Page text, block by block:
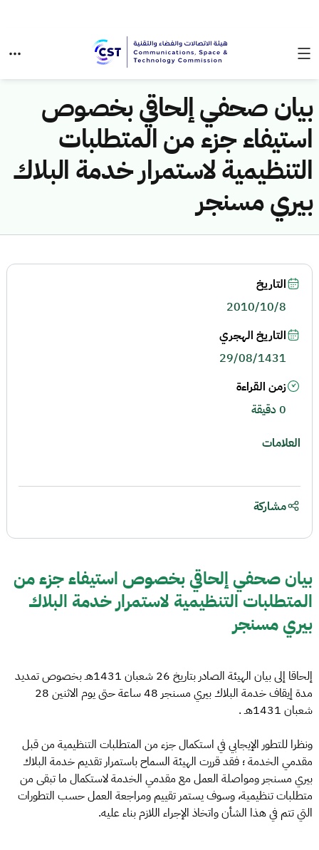
بيان صحفي إلحاقي بخصوص
استيفاء جزء من المتطلبات
التنظيمية لاستمرار خدمة البلاك
بيري مسنجر
بيان صحفي إلحاقي بخصوص استيفاء جزء من
المتطلبات التنظيمية لاستمرار خدمة البلاك
بيري مسنجر
إلحاقا إلى بيان الهيئة الصادر بتاريخ 26 شعبان 1431هـ بخصوص تمديد
مدة إيقاف خدمة البلاك بيري مسنجر 48 ساعة حتى يوم الاثنين 28
شعبان 1431هـ .
ونظرا للتطور الإيجابي في استكمال جزء من المتطلبات التنظيمية من قبل
مقدمي الخدمة ؛ فقد قررت الهيئة السماح باستمرار تقديم خدمة البلاك
بيري مسنجر ومواصلة العمل مع مقدمي الخدمة لاستكمال ما تبقى من
متطلبات تنظيمية، وسوف يستمر تقييم ومراجعة العمل حسب التطورات
التي تتم في هذا الشأن واتخاذ الإجراء اللازم بناء عليه.
التاريخ
2010/10/8
التاريخ الهجري
29/08/1431
زمن القراءة
0 دقيقة
العلامات
مشاركة